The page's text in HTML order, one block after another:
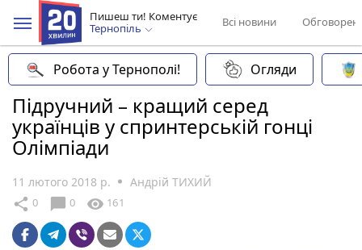
Пишеш ти! Коментує
Тернопіль
Всі новини
Робота у Тернополі! Огляди
Підручний – кращий серед
українців у спринтерській гонці
Олімпіади
11 лютого 2018 р. Андрій ТИХИЙ
share 0 chat_bubble 0 visibility 161